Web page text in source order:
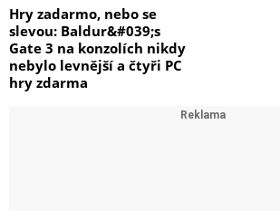
Hry zadarmo, nebo se
slevou: Baldur&#039;s
Gate 3 na konzolích nikdy
nebylo levnější a čtyři PC
hry zdarma